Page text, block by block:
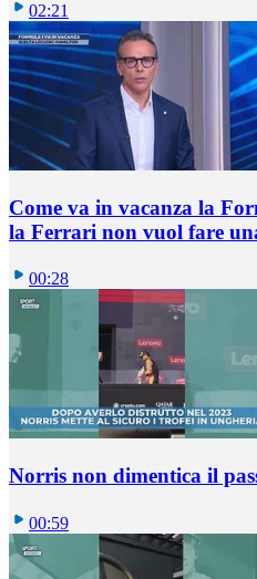
02:21
Come va in vacanza la
la Ferrari non vuol fare
00:28
Norris non dimentica il
00:59